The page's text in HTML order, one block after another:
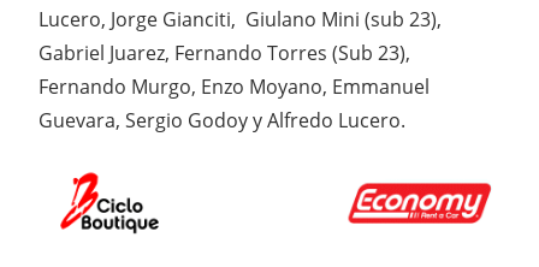
Lucero, Jorge Gianciti, Giulano Mini (sub 23),
Gabriel Juarez, Fernando Torres (Sub 23),
Fernando Murgo, Enzo Moyano, Emmanuel
Guevara, Sergio Godoy y Alfredo Lucero.